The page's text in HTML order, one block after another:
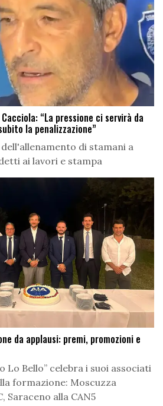
“La pressione ci servirà da
la penalizzazione”
di stamani a
ai lavori e stampa
da applausi: premi, promozioni e
Lo Bello” celebra i suoi associati
formazione: Moscuzza
Saraceno alla CAN5